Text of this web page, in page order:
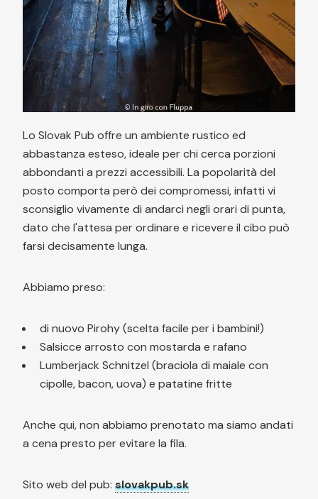
Lo Slovak Pub offre un ambiente rustico ed
abbastanza esteso, ideale per chi cerca porzioni
abbondanti a prezzi accessibili. La popolarità del
posto comporta però dei compromessi, infatti vi
sconsiglio vivamente di andarci negli orari di punta,
dato che l'attesa per ordinare e ricevere il cibo può
farsi decisamente lunga.
Abbiamo preso:
di nuovo Pirohy (scelta facile per i bambini!)
Salsicce arrosto con mostarda e rafano
Lumberjack Schnitzel (braciola di maiale con
cipolle, bacon, uova) e patatine fritte
Anche qui, non abbiamo prenotato ma siamo andati
a cena presto per evitare la fila.
Sito web del pub: slovakpub.sk